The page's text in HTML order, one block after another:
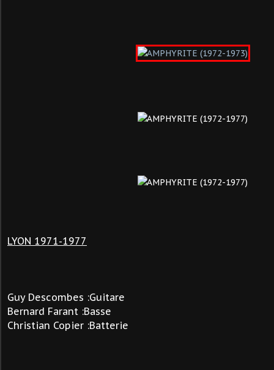
LYON 1971-1977
Guy Descombes :Guitare
Bernard Farant :Basse
Christian Copier :Batterie